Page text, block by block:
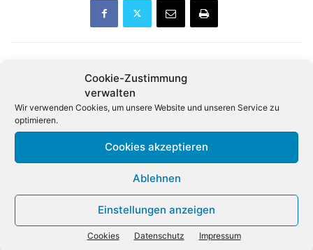
Cookie-Zustimmung
verwalten
Wir verwenden Cookies, um unsere Website und unseren Service zu
optimieren.
Cookies akzeptieren
Ablehnen
Einstellungen anzeigen
Cookies Datenschutz Impressum
Alexander Theemann wird
Sales- und Marketing-Chef
von Eizo
bezahlt
Verwandte Artikel
Also unterstützt beim Ausbau
des Lenovo-Geschäfts
DISTRIBUTION